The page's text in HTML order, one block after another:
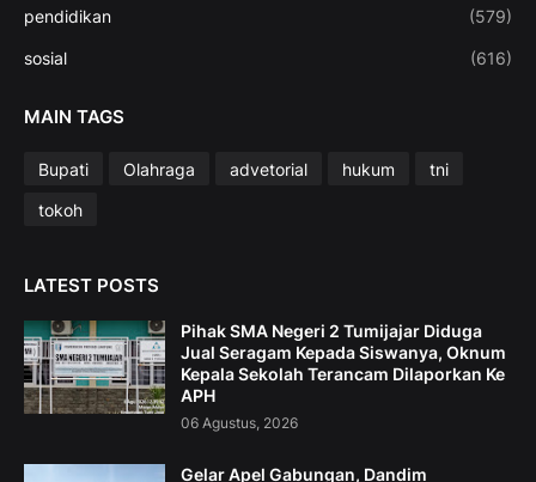
pendidikan (579)
sosial (616)
MAIN TAGS
Bupati Olahraga advetorial hukum
tni
tokoh
LATEST POSTS
Pihak SMA Negeri 2 Tumijajar Diduga
Jual Seragam Kepada Siswanya, Oknum
Kepala Sekolah Terancam Dilaporkan Ke
APH
06 Agustus, 2026
Gelar Apel Gabungan, Dandim